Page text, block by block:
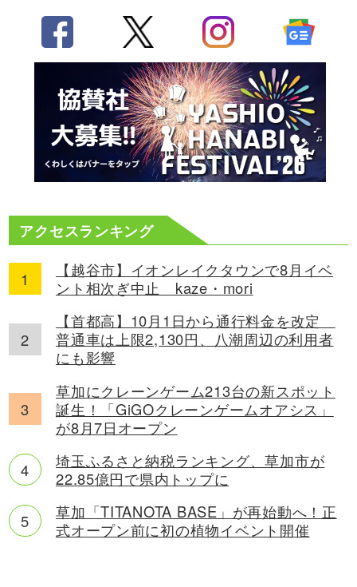
アクセスランキング
【越谷市】イオンレイクタウンで8月イベ
ント相次ぎ中止 kaze・mori
【首都高】10月1日から通行料金を改定
普通車は上限2,130円、八潮周辺の利用者
にも影響
草加にクレーンゲーム213台の新スポット
誕生！「GiGOクレーンゲームオアシス」
が8月7日オープン
埼玉ふるさと納税ランキング、草加市が
22.85億円で県内トップに
草加「TITANOTA BASE」が再始動へ！正
式オープン前に初の植物イベント開催